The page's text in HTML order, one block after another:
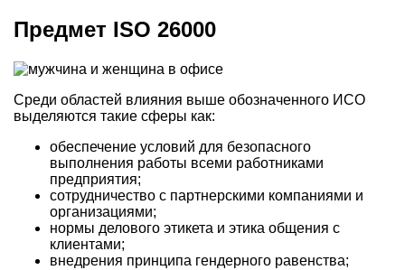
Предмет ISO 26000
Среди областей влияния выше обозначенного ИСО
выделяются такие сферы как:
обеспечение условий для безопасного
выполнения работы всеми работниками
предприятия;
сотрудничество с партнерскими компаниями и
организациями;
нормы делового этикета и этика общения с
клиентами;
внедрения принципа гендерного равенства;